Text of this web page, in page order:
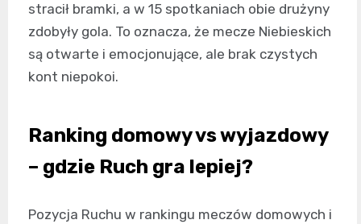
stracił bramki, a w 15 spotkaniach obie drużyny
zdobyły gola. To oznacza, że mecze Niebieskich
są otwarte i emocjonujące, ale brak czystych
kont niepokoi.
Ranking domowy vs wyjazdowy
– gdzie Ruch gra lepiej?
Pozycja Ruchu w rankingu meczów domowych i